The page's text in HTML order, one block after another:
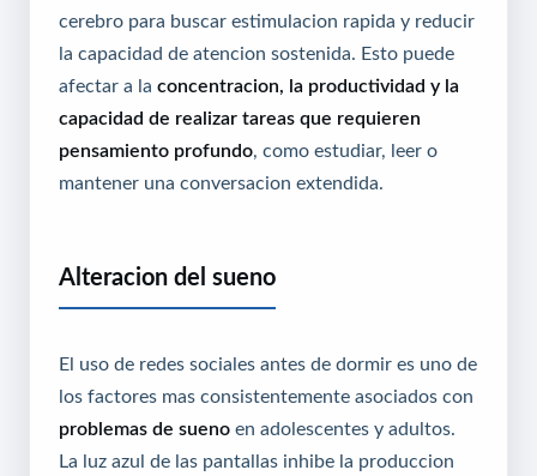
cerebro para buscar estimulacion rapida y reducir
la capacidad de atencion sostenida. Esto puede
afectar a la concentracion, la productividad y la
capacidad de realizar tareas que requieren
pensamiento profundo , como estudiar, leer o
mantener una conversacion extendida.
Alteracion del sueno
El uso de redes sociales antes de dormir es uno de
los factores mas consistentemente asociados con
problemas de sueno en adolescentes y adultos.
La luz azul de las pantallas inhibe la produccion